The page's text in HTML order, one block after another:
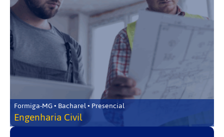
Formiga-MG • Bacharel • Presencial
Engenharia Civil